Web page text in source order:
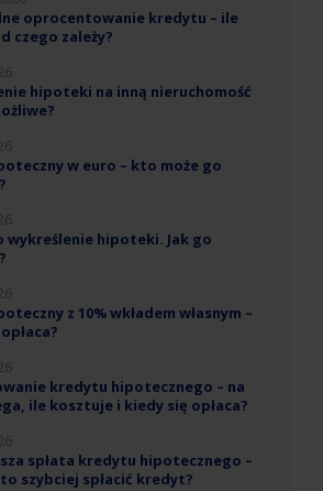
oprocentowanie kredytu – ile
czego zależy?
hipoteki na inną nieruchomość
w euro – kto może go
wykreślenie hipoteki. Jak go
z 10% wkładem własnym –
kredytu hipotecznego – na
ile kosztuje i kiedy się opłaca?
spłata kredytu hipotecznego –
szybciej spłacić kredyt?